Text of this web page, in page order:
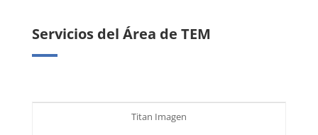
Servicios del Área de TEM
Titan Imagen